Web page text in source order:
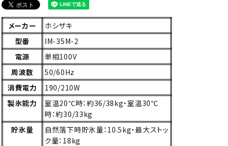
メーカー
ホシザキ
型番
IM-35M-2
電源
単相100V
周波数
50/60Hz
消費電力
190/210W
製氷能力
室温20℃時：約36/38kg・室温30℃
時：約30/33kg
貯氷量
自然落下時貯氷量：10.5kg・最大ストッ
ク量：18kg